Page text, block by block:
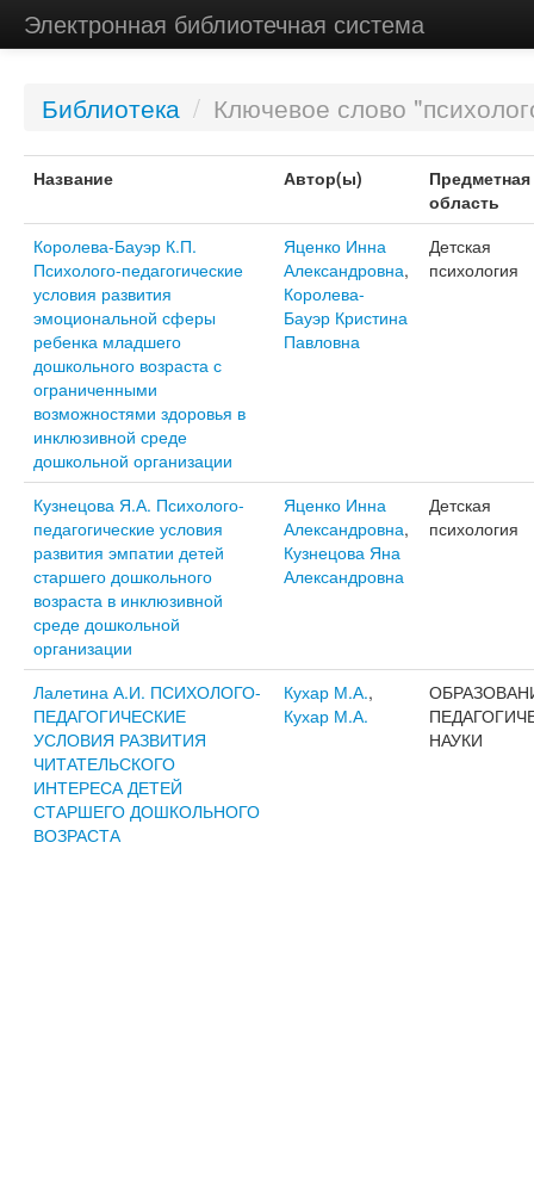
Электронная библиотечная система
Библиотека / Ключевое слово
Название Автор(ы)
Предметная
область
Королева-Бауэр К.П.
Психолого-педагогические
условия развития
эмоциональной сферы
ребенка младшего
дошкольного возраста с
ограниченными
возможностями здоровья в
инклюзивной среде
дошкольной организации
Яценко Инна
Александровна,
Королева-
Бауэр Кристина
Павловна
Детская
психология
Кузнецова Я.А. Психолого-
педагогические условия
развития эмпатии детей
старшего дошкольного
возраста в инклюзивной
среде дошкольной
организации
Яценко Инна
Александровна,
Кузнецова Яна
Александровна
Детская
психология
Лалетина А.И. ПСИХОЛОГО-
ПЕДАГОГИЧЕСКИЕ
УСЛОВИЯ РАЗВИТИЯ
ЧИТАТЕЛЬСКОГО
ИНТЕРЕСА ДЕТЕЙ
СТАРШЕГО ДОШКОЛЬНОГО
ВОЗРАСТА
Кухар М.А.,
Кухар М.А.
НАУКИ